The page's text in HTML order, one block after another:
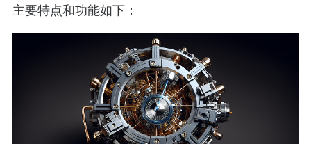
主要特点和功能如下：